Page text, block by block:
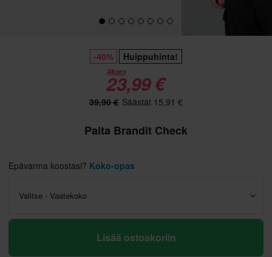
-40% Huippuhinta!
Alkaen
23,99 €
39,90 € Säästät 15,91 €
Paita Brandit Check
Epävarma koostasi? Koko-opas
Valitse - Vaatekoko
Lisää ostoskoriin